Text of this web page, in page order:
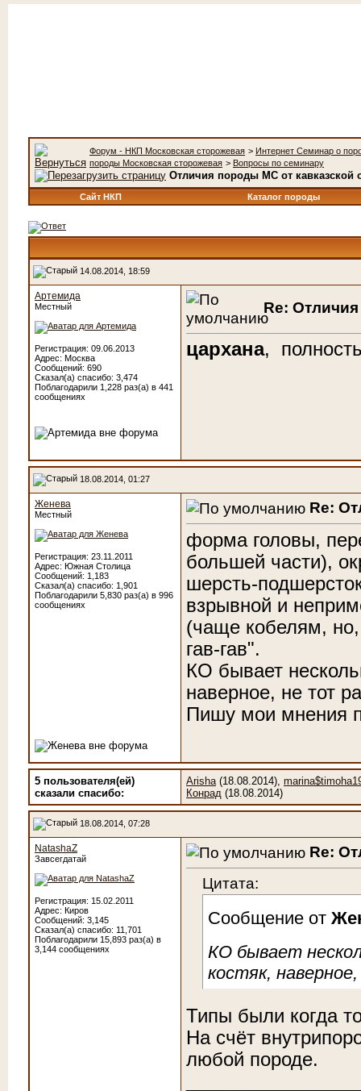
Форум - НКП Московская сторожевая > Интернет Семинар о
породы Московская сторожевая > Вопросы по семинару
Отличия породы МС от кавказской
Сайт НКП Каталог породы
14.08.2014, 18:59
Артемида
Местный
Регистрация: 09.06.2013
Адрес: Москва
Сообщений: 690
Сказал(а) спасибо: 3,474
Поблагодарили 1,228 раз(а) в 441
сообщениях
Re:
цархана,
18.08.2014, 01:27
Женева
Местный
Регистрация: 23.11.2011
Адрес: Южная Столица
Сообщений: 1,183
Сказал(а) спасибо: 1,901
Поблагодарили 5,830 раз(а) в 996
сообщениях
Re:
форма головы,
большей части),
шерсть-
взрывной и
(чаще кобелям,
гав-гав".
КО бывает
наверное, не тот
Пишу мои мнения
5 пользователя(ей)
сказали cпасибо:
Arisha(18.08.2014),
Конрад (18.08.2014)
18.08.2014, 07:28
NatashaZ
Завсегдатай
Регистрация: 15.02.2011
Адрес: Киров
Сообщений: 3,145
Сказал(а) спасибо: 11,701
Поблагодарили 15,893 раз(а) в
3,144 сообщениях
Re:
Цитата:
Сообщение от
КО бывает
костяк,
Типы были когда
На счёт
любой породе.